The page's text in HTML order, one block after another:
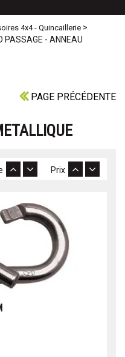
4x4 - Quincaillerie >
PASSAGE - ANNEAU
PAGE PRÉCÉDENTE
Prix